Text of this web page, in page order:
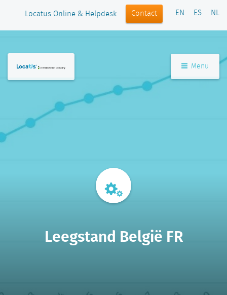
Locatus Online & Helpdesk Contact EN ES NL
Menu
Leegstand België FR